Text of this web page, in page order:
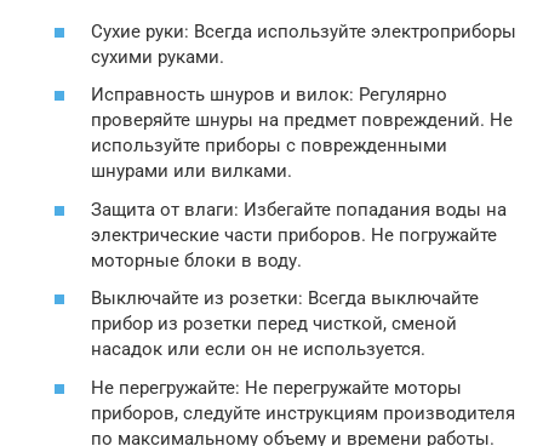
Сухие руки: Всегда используйте электроприборы
сухими руками.
Исправность шнуров и вилок: Регулярно
проверяйте шнуры на предмет повреждений. Не
используйте приборы с поврежденными
шнурами или вилками.
Защита от влаги: Избегайте попадания воды на
электрические части приборов. Не погружайте
моторные блоки в воду.
Выключайте из розетки: Всегда выключайте
прибор из розетки перед чисткой, сменой
насадок или если он не используется.
Не перегружайте: Не перегружайте моторы
приборов, следуйте инструкциям производителя
по максимальному объему и времени работы.